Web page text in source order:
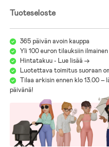
Tuoteseloste
365 päivän avoin kauppa
Yli 100 euron tilauksiin
Hintatakuu - Lue lisää ->
Luotettava toimitus suoraan
Tilaa arkisin ennen klo 13.00 –
päivänä!